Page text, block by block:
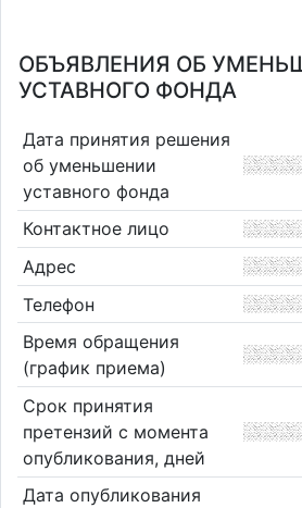
ОБЪЯВЛЕНИЯ ОБ
УСТАВНОГО ФОНДА
Дата принятия решения
об уменьшении
уставного фонда
Контактное лицо
Адрес
Телефон
Время обращения
(график приема)
Срок принятия
претензий с момента
опубликования, дней
Дата опубликования